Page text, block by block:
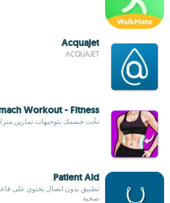
Acquajet
ACQUAJET
Workout - Fitness
نحِّت جسمك بتوجيهات تمارين منزلية
Patient Aid
تطبيق بدون اتصال يحتوي على
صحية